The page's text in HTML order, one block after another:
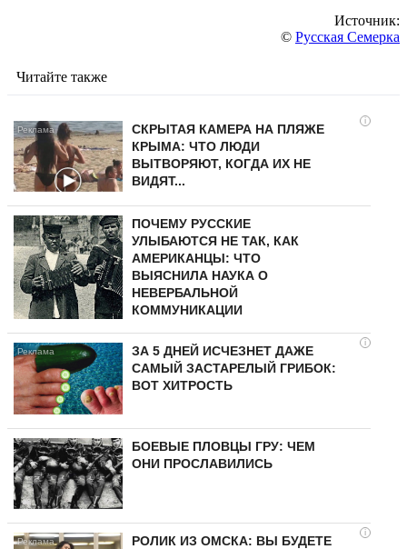
Источник:
© Русская Семерка
Читайте также
i
СКРЫТАЯ КАМЕРА НА ПЛЯЖЕ
КРЫМА: ЧТО ЛЮДИ
ВЫТВОРЯЮТ, КОГДА ИХ НЕ
ВИДЯТ...
ПОЧЕМУ РУССКИЕ
УЛЫБАЮТСЯ НЕ ТАК, КАК
АМЕРИКАНЦЫ: ЧТО
ВЫЯСНИЛА НАУКА О
НЕВЕРБАЛЬНОЙ
КОММУНИКАЦИИ
i
ЗА 5 ДНЕЙ ИСЧЕЗНЕТ ДАЖЕ
САМЫЙ ЗАСТАРЕЛЫЙ ГРИБОК:
ВОТ ХИТРОСТЬ
БОЕВЫЕ ПЛОВЦЫ ГРУ: ЧЕМ
ОНИ ПРОСЛАВИЛИСЬ
i
РОЛИК ИЗ ОМСКА: ВЫ БУДЕТЕ